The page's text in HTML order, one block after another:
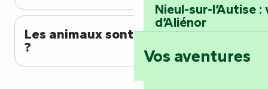
Nieul-sur-l’Autise
d’Aliénor
Foussais-Payré :
Vos aventures
Les animaux sont-ils autorisés
?